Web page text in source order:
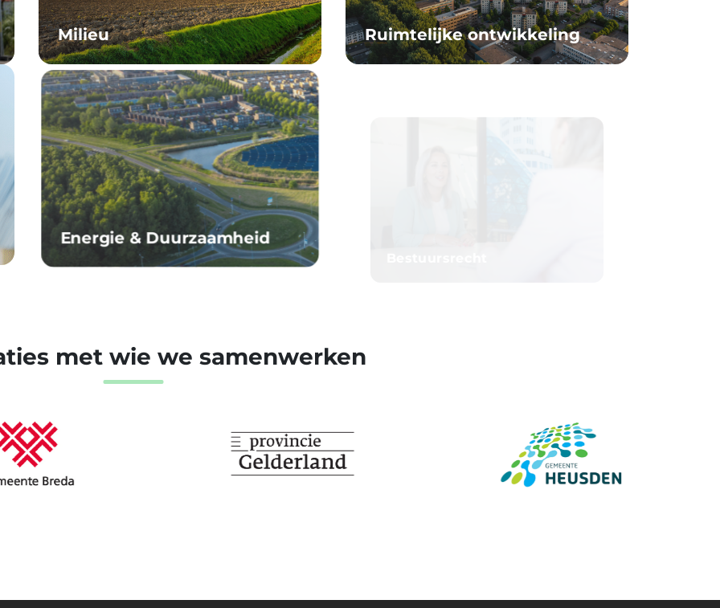
Milieu Ruimtelijke ontwikkeling
Energie & Duurzaamheid
met wie we samenwerken